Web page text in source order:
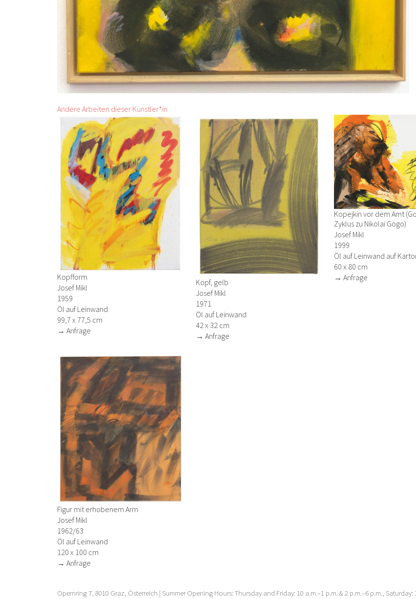
Andere Arbeiten dieser Künstler*in
Kopfform
Josef Mikl
1959
Öl auf Leinwand
99,7 x 77,5 cm
→ Anfrage
Kopf, gelb
Josef Mikl
1971
Öl auf Leinwand
42 x 32 cm
→ Anfrage
Kopejkin vor dem Amt
Zyklus zu Nikolai Gogo)
Josef Mikl
1999
Öl auf Leinwand auf
60 x 80 cm
→ Anfrage
Figur mit erhobenem Arm
Josef Mikl
1962/63
Öl auf Leinwand
120 x 100 cm
→ Anfrage
Opernring 7, 8010 Graz, Österreich | Summer Opening Hours: Thursday and Friday: 10 a.m.–1 p.m. & 2 p.m.–6 p.m.,